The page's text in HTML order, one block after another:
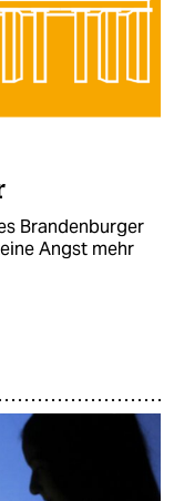
Brandenburger
Angst mehr